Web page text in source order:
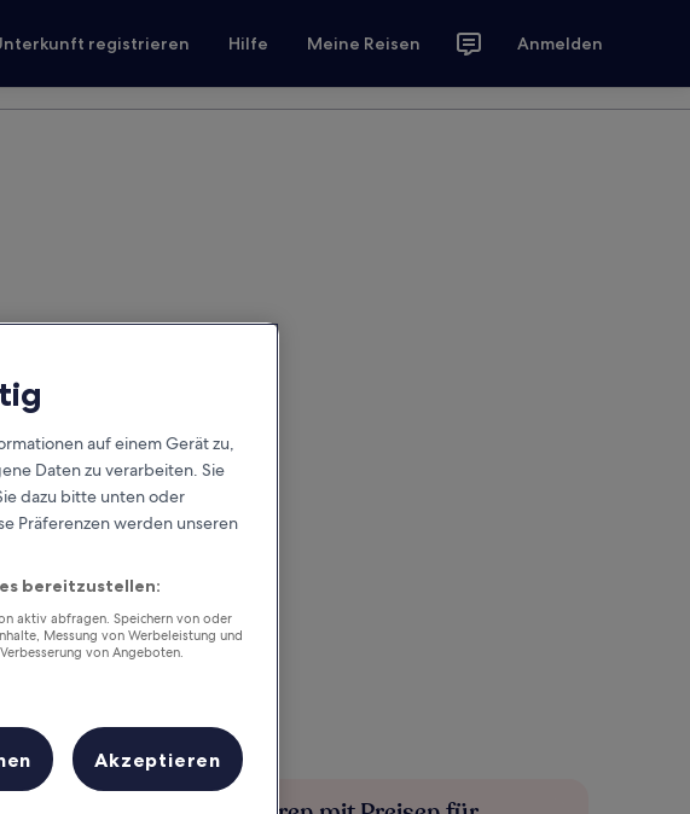
registrieren Hilfe Meine Reisen Anmelden
auf einem Gerät zu,
Daten zu verarbeiten. Sie
dazu bitte unten oder
Präferenzen werden unseren
bereitzustellen:
aktiv abfragen. Speichern von oder
Messung von Werbeleistung und
von Angeboten.
Akzeptieren